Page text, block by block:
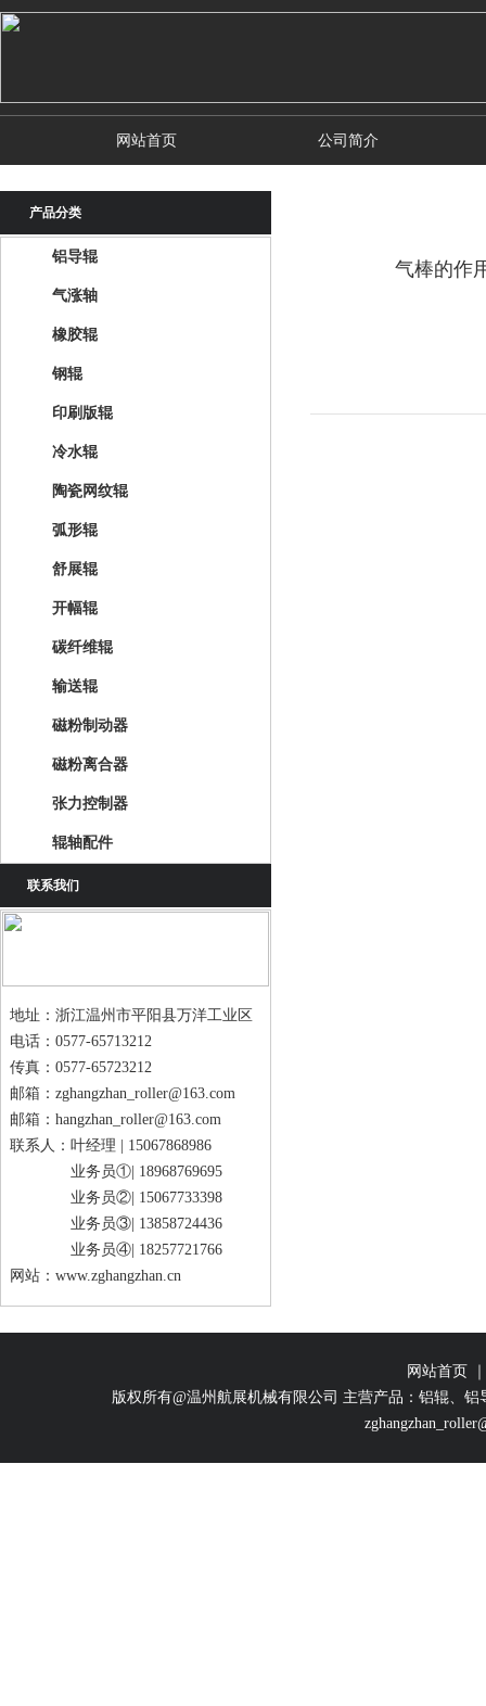
网站首页 公司简介
产品分类
铝导辊
气涨轴
橡胶辊
钢辊
印刷版辊
冷水辊
陶瓷网纹辊
弧形辊
舒展辊
开幅辊
碳纤维辊
输送辊
磁粉制动器
磁粉离合器
张力控制器
辊轴配件
联系我们
地址：浙江温州市平阳县万洋工业区
电话：0577-65713212
传真：0577-65723212
邮箱： zghangzhan_roller@163.com
邮箱： hangzhan_roller@163.com
联系人：叶经理 | 15067868986
业务员①| 18968769695
业务员②| 15067733398
业务员③| 13858724436
业务员④| 18257721766
网站： www.zghangzhan.cn
气棒的作
网站首页
版权所有@温州航展机械有限公司 主营产品：铝辊、